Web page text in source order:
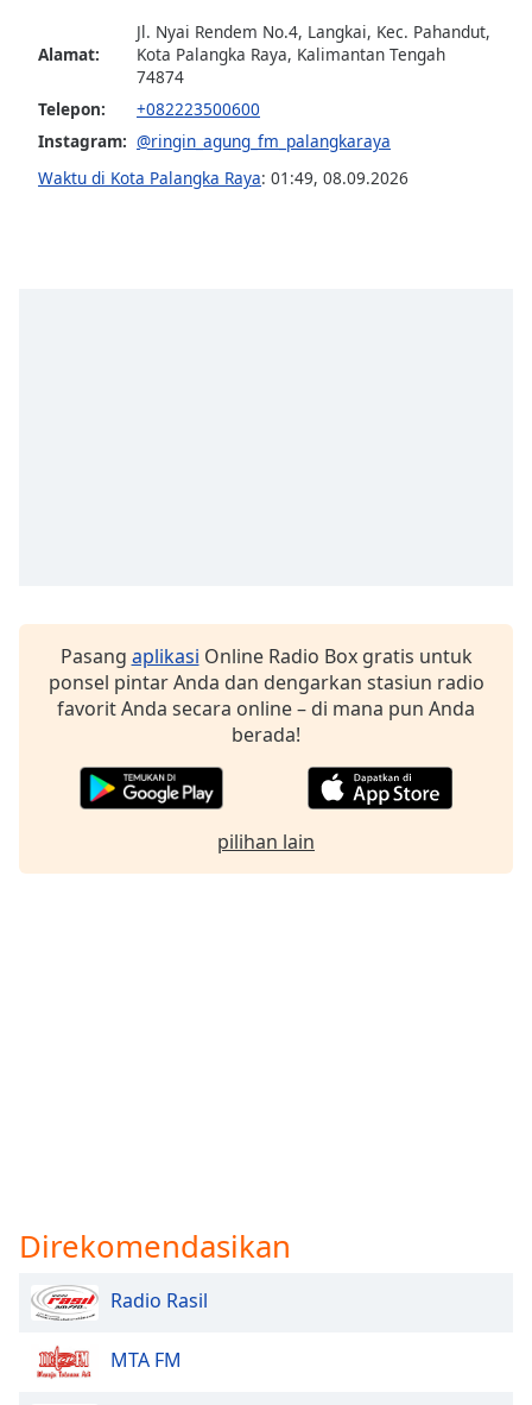
Opacity
Caption
Area
Background
Alamat:
Jl. Nyai Rendem No.4, Langkai, Kec. Pahandut,
Kota Palangka Raya, Kalimantan Tengah
74874
Telepon:
+082223500600
Instagram: @ringin_agung_fm_palangkaraya
Waktu di Kota Palangka Raya: 01:49, 08.09.2026
Pasang aplikasi Online Radio Box gratis untuk
ponsel pintar Anda dan dengarkan stasiun radio
favorit Anda secara online – di mana pun Anda
berada!
pilihan lain
Direkomendasikan
Radio Rasil
MTA FM